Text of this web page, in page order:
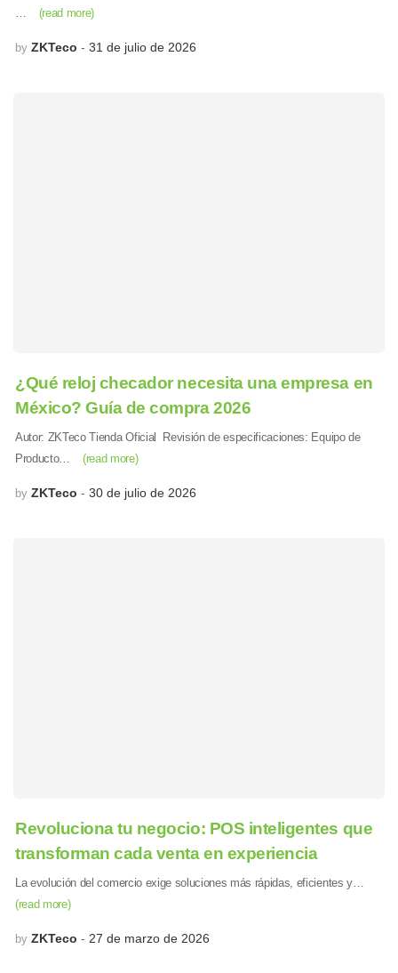
…
(read more)
by ZKTeco 31 de julio de 2026
¿Qué reloj checador necesita una empresa en
México? Guía de compra 2026
Autor: ZKTeco Tienda Oficial Revisión de especificaciones: Equipo de
Producto…
(read more)
by ZKTeco 30 de julio de 2026
Revoluciona tu negocio: POS inteligentes que
transforman cada venta en experiencia
La evolución del comercio exige soluciones más rápidas, eficientes y…
(read more)
by ZKTeco 27 de marzo de 2026